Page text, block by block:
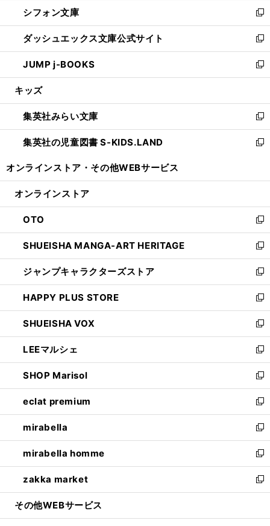
く
で
開
く
ィ
ン
ド
ウ
で
開
い
ウ
ィ
ン
ド
ウ
開
く
シフォン文庫
新
し
い
ウ
ィ
ン
ウ
で
開
く
ダッシュエックス文庫公式サイト
新
し
い
ウ
ン
ド
ウ
で
JUMP j-BOOKS
新
し
ウ
ィ
ン
ド
開
キッズ
集英社みらい文庫
新
し
い
ン
ウ
で
開
く
集英社の児童図書 S-KIDS.LAND
新
ウ
ン
ド
ウ
で
開
く
オンラインストア・ その他WEBサービス
オンラインストア
OTO
新
し
い
ウ
ィ
ン
ド
ウ
で
開
く
SHUEISHA MANGA-ART HERITAGE
新
し
い
ウ
ィ
ン
ド
ウ
で
開
く
ジャンプキャラクターズストア
新
し
い
ウ
ィ
ン
ド
ウ
で
開
く
HAPPY PLUS STORE
新
し
い
ウ
ィ
ン
ド
ウ
で
開
く
SHUEISHA VOX
新
し
い
ウ
ィ
ン
ド
ウ
で
開
く
LEEマルシェ
新
し
い
ウ
ィ
ン
ド
ウ
で
開
く
SHOP Marisol
新
し
い
ウ
ィ
ン
ド
ウ
で
開
eclat premium
新
し
い
ウ
ィ
ン
ド
ウ
開
mirabella
新
し
い
ウ
ィ
ン
ウ
mirabella homme
新
し
い
ウ
ン
zakka market
新
し
ウ
その他WEBサービス